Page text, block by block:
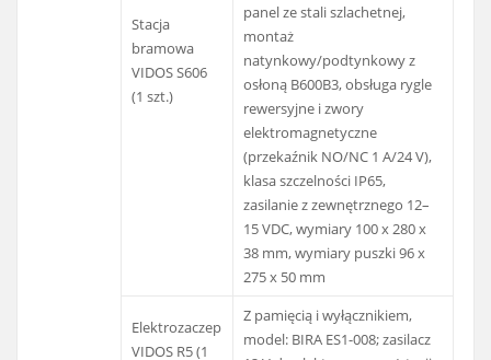
Stacja
bramowa
VIDOS S606
(1 szt.)
panel ze stali szlachetnej,
montaż
natynkowy/podtynkowy z
osłoną B600B3, obsługa rygle
rewersyjne i zwory
elektromagnetyczne
(przekaźnik NO/NC 1 A/24 V),
klasa szczelności IP65,
zasilanie z zewnętrznego 12–
15 VDC, wymiary 100 x 280 x
38 mm, wymiary puszki 96 x
275 x 50 mm
Elektrozaczep
VIDOS R5 (1
Z pamięcią i wyłącznikiem,
model: BIRA ES1-008; zasilacz